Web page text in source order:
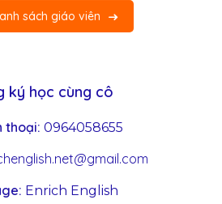
sách giáo viên
ký học cùng cô
thoại: 0964058655
Enrich English